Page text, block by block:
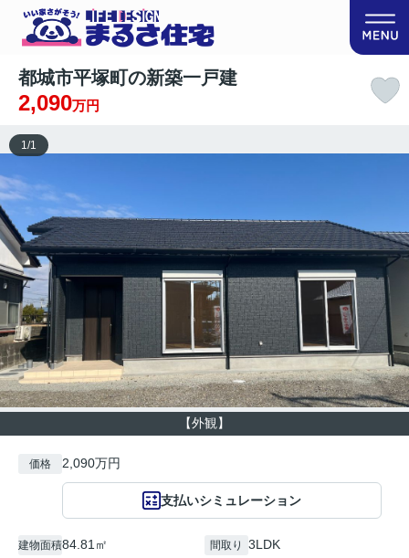
都城市平塚町の新築一戸建
2,090万円
【外観】
1/1
価格 2,090万円
支払いシミュレーション
建物面積84.81㎡ 間取り 3LDK